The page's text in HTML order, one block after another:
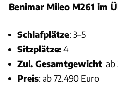
Benimar Mileo M261 im
Schlafplätze: 3–5
Sitzplätze:4
Zul. Gesamtgewicht: ab
Preis: ab 72.490 Euro